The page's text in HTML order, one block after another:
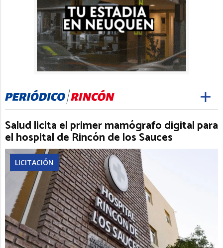
Salud licita el primer mamógrafo digital para
el hospital de Rincón de los Sauces
LICITACIÓN